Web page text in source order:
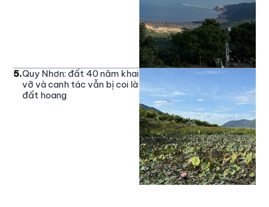
5.Quy Nhơn: đất 40 năm khai
vỡ và canh tác vẫn bị coi là
đất hoang